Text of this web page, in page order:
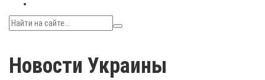
Новости Украины